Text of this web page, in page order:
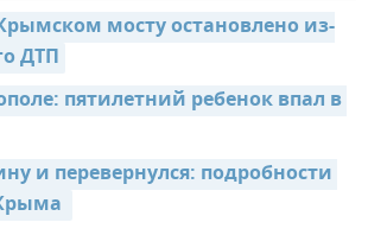
мосту остановлено из-
ДТП
пятилетний ребенок впал в
и перевернулся: подробности